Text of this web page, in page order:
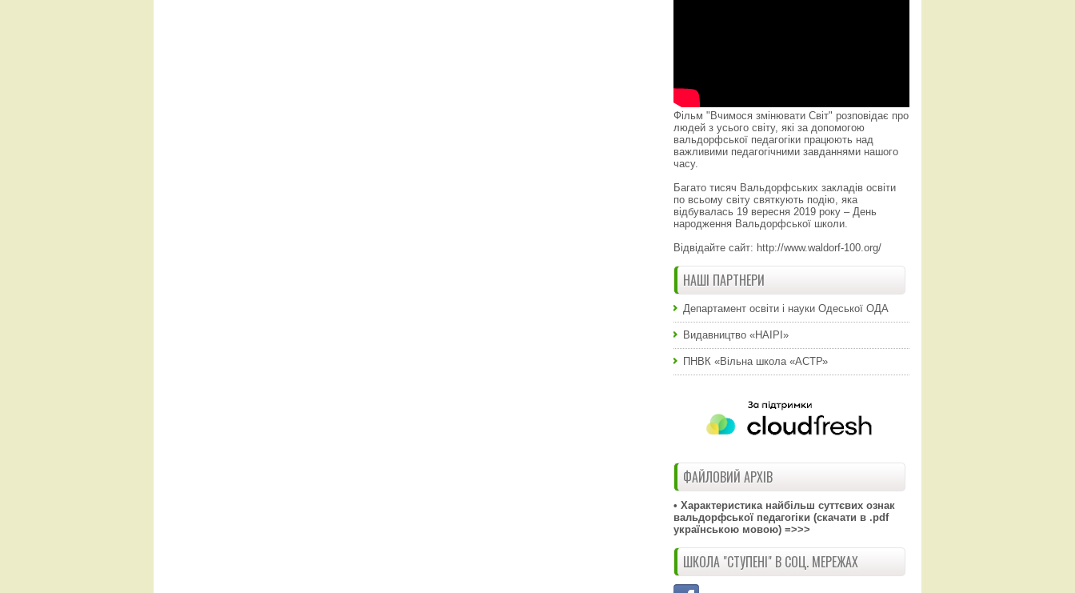
Фільм "Вчимося змінювати Світ" розповідає про
людей з усього світу, які за допомогою
вальдорфської педагогіки працюють над
важливими педагогічними завданнями нашого
часу.
Багато тисяч Вальдорфських закладів освіти
по всьому світу святкують подію, яка
відбувалась 19 вересня 2019 року – День
народження Вальдорфської школи.
Відвідайте сайт: http://www.waldorf-100.org/
НАШІ ПАРТНЕРИ
Департамент освіти і науки Одеської ОДА
Видавництво «НАІРІ»
ПНВК «Вільна школа «АСТР»
ФАЙЛОВИЙ АРХІВ
• Характеристика найбільш суттєвих ознак
вальдорфської педагогіки (скачати в .pdf
українською мовою) =>>>
ШКОЛА "СТУПЕНІ" В СОЦ. МЕРЕЖАХ